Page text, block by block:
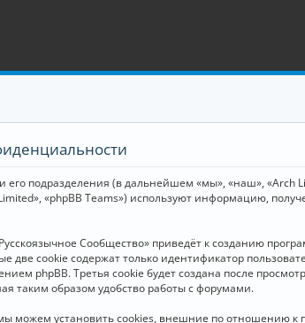
подразделения (в дальнейшем «мы», «наш», «Arch
«phpBB Teams») используют информацию,
Сообщество» приведёт к созданию
cookie содержат только идентификатор
phpBB. Третья cookie будет создана после
таким образом удобство работы с форумами.
можем установить cookies, внешние по отношению к